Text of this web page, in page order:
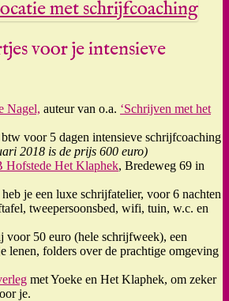
voor je intensieve
Nagel, auteur van o.a. ‘Schrijven met het
voor 5 dagen intensieve schrijfcoaching
2018 is de prijs 600 euro)
Hofstede Het Klaphek, Bredeweg 69 in
je een luxe schrijfatelier, voor 6 nachten
tweepersoonsbed, wifi, tuin, w.c. en
voor 50 euro (hele schrijfweek), een
lenen, folders over de prachtige omgeving
met Yoeke en Het Klaphek, om zeker
je.